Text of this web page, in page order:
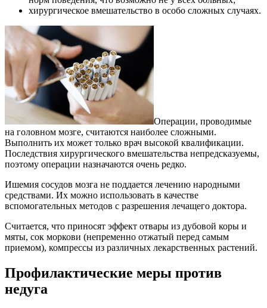
хирургическое вмешательство в особо сложных случаях.
Операции, проводимые
на головном мозге, считаются наиболее сложными.
Выполнить их может только врач высокой квалификации.
Последствия хирургического вмешательства непредсказуемы,
поэтому операции назначаются очень редко.
Ишемия сосудов мозга не поддается лечению народными
средствами. Их можно использовать в качестве
вспомогательных методов с разрешения лечащего доктора.
Считается, что приносят эффект отвары из дубовой коры и
мяты, сок моркови (непременно отжатый перед самым
приемом), компрессы из различных лекарственных растений.
Профилактические меры против
недуга